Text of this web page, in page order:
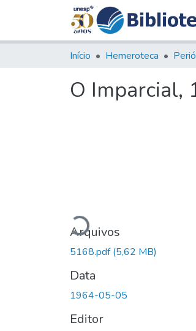
Início Hemeroteca
O Imparcial,
Carregando...
Arquivos
5168.pdf(5,62 MB)
Data
1964-05-05
Editor